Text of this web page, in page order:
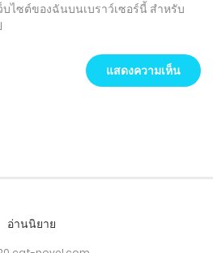
ไซต์ของฉันบนเบราว์เซอร์นี้ สำหรับ
อ่านนิยาย